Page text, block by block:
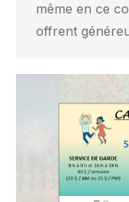
même en ce
offrent